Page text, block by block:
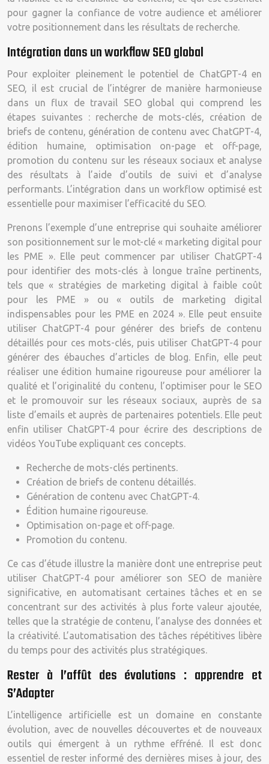
pour gagner la confiance de votre audience et améliorer
votre positionnement dans les résultats de recherche.
Intégration dans un workflow SEO global
Pour exploiter pleinement le potentiel de ChatGPT-4 en
SEO, il est crucial de l’intégrer de manière harmonieuse
dans un flux de travail SEO global qui comprend les
étapes suivantes : recherche de mots-clés, création de
briefs de contenu, génération de contenu avec ChatGPT-4,
édition humaine, optimisation on-page et off-page,
promotion du contenu sur les réseaux sociaux et analyse
des résultats à l’aide d’outils de suivi et d’analyse
performants. L’intégration dans un workflow optimisé est
essentielle pour maximiser l’efficacité du SEO.
Prenons l’exemple d’une entreprise qui souhaite améliorer
son positionnement sur le mot-clé « marketing digital pour
les PME ». Elle peut commencer par utiliser ChatGPT-4
pour identifier des mots-clés à longue traîne pertinents,
tels que « stratégies de marketing digital à faible coût
pour les PME » ou « outils de marketing digital
indispensables pour les PME en 2024 ». Elle peut ensuite
utiliser ChatGPT-4 pour générer des briefs de contenu
détaillés pour ces mots-clés, puis utiliser ChatGPT-4 pour
générer des ébauches d’articles de blog. Enfin, elle peut
réaliser une édition humaine rigoureuse pour améliorer la
qualité et l’originalité du contenu, l’optimiser pour le SEO
et le promouvoir sur les réseaux sociaux, auprès de sa
liste d’emails et auprès de partenaires potentiels. Elle peut
enfin utiliser ChatGPT-4 pour écrire des descriptions de
vidéos YouTube expliquant ces concepts.
Recherche de mots-clés pertinents.
Création de briefs de contenu détaillés.
Génération de contenu avec ChatGPT-4.
Édition humaine rigoureuse.
Optimisation on-page et off-page.
Promotion du contenu.
Ce cas d’étude illustre la manière dont une entreprise peut
utiliser ChatGPT-4 pour améliorer son SEO de manière
significative, en automatisant certaines tâches et en se
concentrant sur des activités à plus forte valeur ajoutée,
telles que la stratégie de contenu, l’analyse des données et
la créativité. L’automatisation des tâches répétitives libère
du temps pour des activités plus stratégiques.
Rester à l’affût des évolutions : apprendre et
S’Adapter
L’intelligence artificielle est un domaine en constante
évolution, avec de nouvelles découvertes et de nouveaux
outils qui émergent à un rythme effréné. Il est donc
essentiel de rester informé des dernières mises à jour, des